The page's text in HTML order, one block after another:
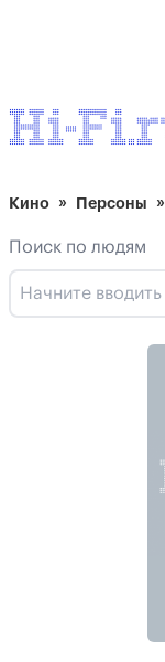
Кино Персоны
Поиск по людям